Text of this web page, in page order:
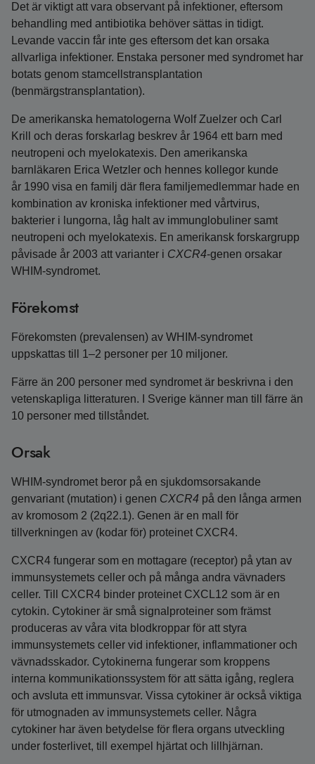
Det är viktigt att vara observant på infektioner, eftersom
behandling med antibiotika behöver sättas in tidigt.
Levande vaccin får inte ges eftersom det kan orsaka
allvarliga infektioner. Enstaka personer med syndromet har
botats genom stamcellstransplantation
(benmärgstransplantation).
De amerikanska hematologerna Wolf Zuelzer och Carl
Krill och deras forskarlag beskrev år 1964 ett barn med
neutropeni och myelokatexis. Den amerikanska
barnläkaren Erica Wetzler och hennes kollegor kunde
år 1990 visa en familj där flera familjemedlemmar hade en
kombination av kroniska infektioner med vårtvirus,
bakterier i lungorna, låg halt av immunglobuliner samt
neutropeni och myelokatexis. En amerikansk forskargrupp
påvisade år 2003 att varianter i CXCR4-genen orsakar
WHIM-syndromet.
Förekomst
Förekomsten (prevalensen) av WHIM-syndromet
uppskattas till 1–2 personer per 10 miljoner.
Färre än 200 personer med syndromet är beskrivna i den
vetenskapliga litteraturen. I Sverige känner man till färre än
10 personer med tillståndet.
Orsak
WHIM-syndromet beror på en sjukdomsorsakande
genvariant (mutation) i genen CXCR4 på den långa armen
av kromosom 2 (2q22.1). Genen är en mall för
tillverkningen av (kodar för) proteinet CXCR4.
CXCR4 fungerar som en mottagare (receptor) på ytan av
immunsystemets celler och på många andra vävnaders
celler. Till CXCR4 binder proteinet CXCL12 som är en
cytokin. Cytokiner är små signalproteiner som främst
produceras av våra vita blodkroppar för att styra
immunsystemets celler vid infektioner, inflammationer och
vävnadsskador. Cytokinerna fungerar som kroppens
interna kommunikationssystem för att sätta igång, reglera
och avsluta ett immunsvar. Vissa cytokiner är också viktiga
för utmognaden av immunsystemets celler. Några
cytokiner har även betydelse för flera organs utveckling
under fosterlivet, till exempel hjärtat och lillhjärnan.